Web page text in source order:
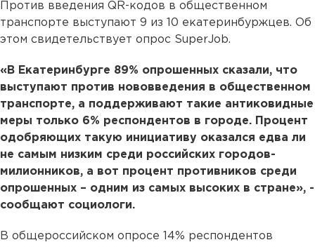
Против введения QR-кодов в общественном
транспорте выступают 9 из 10 екатеринбуржцев. Об
этом свидетельствует опрос SuperJob.
«В Екатеринбурге 89% опрошенных сказали, что
выступают против нововведения в общественном
транспорте, а поддерживают такие антиковидные
меры только 6% респондентов в городе. Процент
одобряющих такую инициативу оказался едва ли
не самым низким среди российских городов-
милионников, а вот процент противников среди
опрошенных – одним из самых высоких в стране», -
сообщают социологи.
В общероссийском опросе 14% респондентов